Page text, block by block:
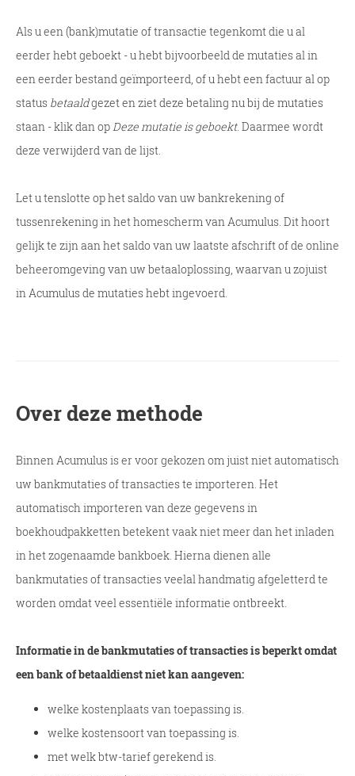
Als u een (bank)mutatie of transactie tegenkomt die u al
eerder hebt geboekt - u hebt bijvoorbeeld de mutaties al in
een eerder bestand geïmporteerd, of u hebt een factuur al op
status betaaldgezet en ziet deze betaling nu bij de mutaties
staan - klik dan opDeze mutatie is geboekt. Daarmee wordt
deze verwijderd van de lijst.
Let u tenslotte op het saldo van uw bankrekening of
tussenrekening in het homescherm van Acumulus. Dit hoort
gelijk te zijn aan het saldo van uw laatste afschrift of de online
beheeromgeving van uw betaaloplossing, waarvan u zojuist
in Acumulus de mutaties hebt ingevoerd.
Over deze methode
Binnen Acumulus is er voor gekozen om juist niet automatisch
uw bankmutaties of transacties te importeren. Het
automatisch importeren van deze gegevens in
boekhoudpakketten betekent vaak niet meer dan het inladen
in het zogenaamde bankboek. Hierna dienen alle
bankmutaties of transacties veelal handmatig afgeletterd te
worden omdat veel essentiële informatie ontbreekt.
Informatie in de bankmutaties of transacties is beperkt omdat
een bank of betaaldienst niet kan aangeven:
welke kostenplaats van toepassing is.
welke kostensoort van toepassing is.
met welk btw-tarief gerekend is.